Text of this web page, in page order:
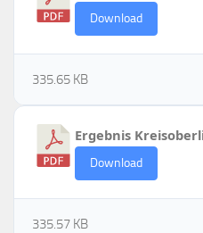
Download
335.65 KB
Ergebnis
Download
335.57 KB